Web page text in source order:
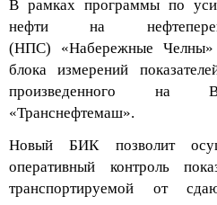
нефтина
(НПС) «Набережные
блока измерений
произведенного на
«Транснефтемаш
оперативный контроль
транспортируемойот
компании в резервуарный